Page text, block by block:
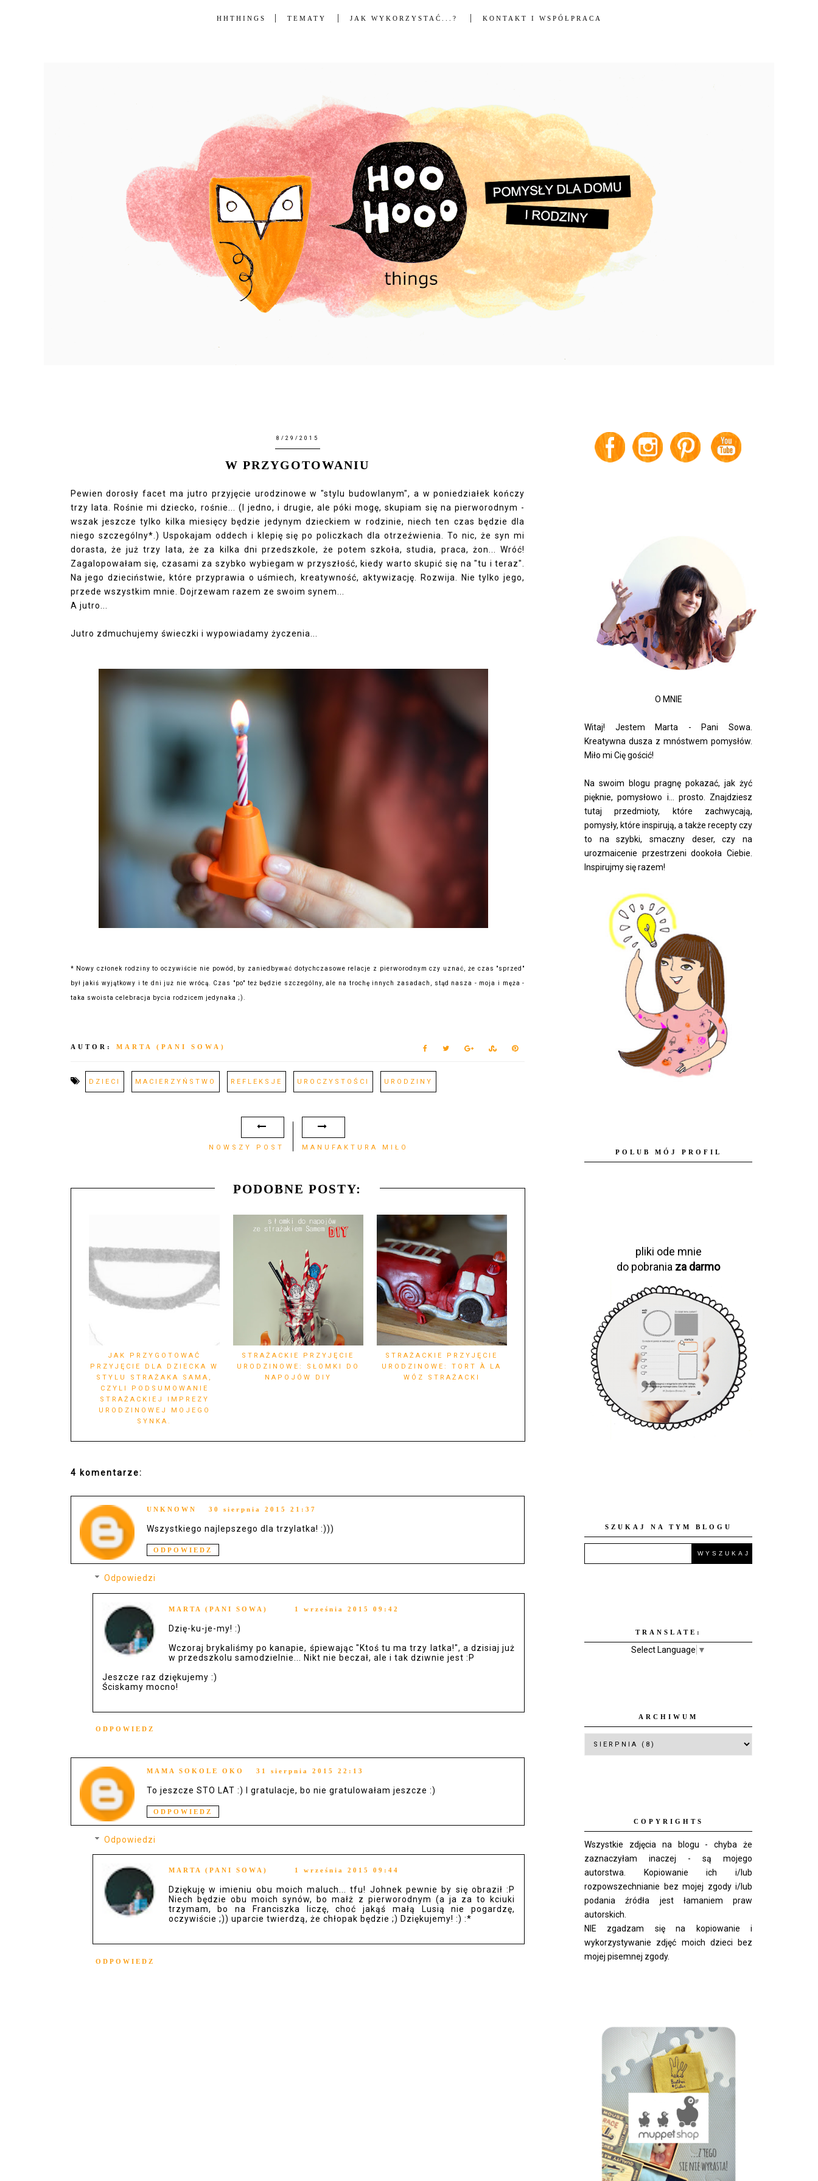
HHTHINGS TEMATY JAK WYKORZYSTAĆ...? KONTAKT I WSPÓŁPRACA
8/29/2015
W PRZYGOTOWANIU
Pewien dorosły facet ma jutro przyjęcie urodzinowe w "stylu budowlanym", a w poniedziałek kończy
trzy lata. Rośnie mi dziecko, rośnie... (I jedno, i drugie, ale póki mogę, skupiam się na pierworodnym -
wszak jeszcze tylko kilka miesięcy będzie jedynym dzieckiem w rodzinie, niech ten czas będzie dla
niego szczególny*.) Uspokajam oddech i klepię się po policzkach dla otrzeźwienia. To nic, że syn mi
dorasta, że już trzy lata, że za kilka dni przedszkole, że potem szkoła, studia, praca, żon... Wróć!
Zagalopowałam się, czasami za szybko wybiegam w przyszłość, kiedy warto skupić się na "tu i teraz".
Na jego dzieciństwie, które przyprawia o uśmiech, kreatywność, aktywizację. Rozwija. Nie tylko jego,
przede wszystkim mnie. Dojrzewam razem ze swoim synem...
A jutro...
Jutro zdmuchujemy świeczki i wypowiadamy życzenia...
* Nowy członek rodziny to oczywiście nie powód, by zaniedbywać dotychczasowe relacje z pierworodnym czy uznać, że czas "sprzed"
był jakiś wyjątkowy i te dni już nie wrócą. Czas "po" też będzie szczególny, ale na trochę innych zasadach, stąd nasza - moja i męża -
taka swoista celebracja bycia rodzicem jedynaka ;).
AUTOR: MARTA (PANI SOWA)
DZIECI MACIERZYŃSTWO REFLEKSJE UROCZYSTOŚCI URODZINY
NOWSZY POST MANUFAKTURA MIŁO
PODOBNE POSTY:
JAK PRZYGOTOWAĆ
PRZYJĘCIE DLA DZIECKA W
STYLU STRAŻAKA SAMA,
CZYLI PODSUMOWANIE
STRAŻACKIEJ IMPREZY
URODZINOWEJ MOJEGO
SYNKA.
STRAŻACKIE PRZYJĘCIE
URODZINOWE: SŁOMKI DO
NAPOJÓW DIY
STRAŻACKIE PRZYJĘCIE
URODZINOWE: TORT À LA
WÓZ STRAŻACKI
4 komentarze:
UNKNOWN 30 sierpnia 2015 21:37
Wszystkiego najlepszego dla trzylatka! :)))
ODPOWIEDZ
Odpowiedzi
MARTA (PANI SOWA) 1 września 2015 09:42
Dzię-ku-je-my! :)
Wczoraj brykaliśmy po kanapie, śpiewając "Ktoś tu ma trzy latka!", a dzisiaj już
w przedszkolu samodzielnie... Nikt nie beczał, ale i tak dziwnie jest :P
Jeszcze raz dziękujemy :)
Ściskamy mocno!
ODPOWIEDZ
MAMA SOKOLE OKO 31 sierpnia 2015 22:13
To jeszcze STO LAT :) I gratulacje, bo nie gratulowałam jeszcze :)
ODPOWIEDZ
Odpowiedzi
MARTA (PANI SOWA) 1 września 2015 09:44
Dziękuję w imieniu obu moich maluch... tfu! Johnek pewnie by się obraził :P
Niech będzie obu moich synów, bo małż z pierworodnym (a ja za to kciuki
trzymam, bo na Franciszka liczę, choć jakąś małą Lusią nie pogardzę,
oczywiście ;)) uparcie twierdzą, że chłopak będzie ;) Dziękujemy! :) :*
ODPOWIEDZ
O MNIE
Witaj! Jestem Marta - Pani Sowa.
Kreatywna dusza z mnóstwem pomysłów.
Miło mi Cię gościć!
Na swoim blogu pragnę pokazać, jak żyć
pięknie, pomysłowo i... prosto. Znajdziesz
tutaj przedmioty, które zachwycają,
pomysły, które inspirują, a także recepty czy
to na szybki, smaczny deser, czy na
urozmaicenie przestrzeni dookoła Ciebie.
Inspirujmy się razem!
POLUB MÓJ PROFIL
pliki ode mnie
do pobrania za darmo
SZUKAJ NA TYM BLOGU
TRANSLATE:
Select Language ▼
ARCHIWUM
COPYRIGHTS
Wszystkie zdjęcia na blogu - chyba że
zaznaczyłam inaczej - są mojego
autorstwa. Kopiowanie ich i/lub
rozpowszechnianie bez mojej zgody i/lub
podania źródła jest łamaniem praw
autorskich.
NIE zgadzam się na kopiowanie i
wykorzystywanie zdjęć moich dzieci bez
mojej pisemnej zgody.